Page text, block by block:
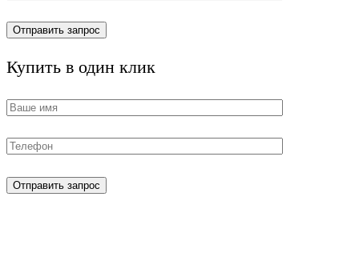
Купить в один клик